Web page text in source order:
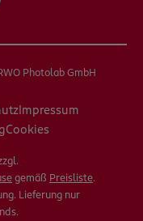
Photolab GmbH
Impressum
Cookies
gemäß Preisliste.
Lieferung nur